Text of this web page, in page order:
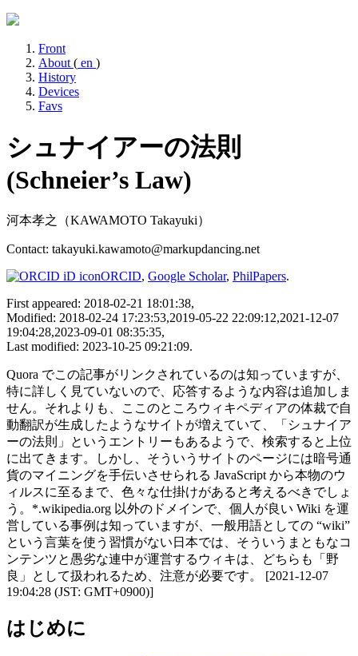
Front
About ( en )
History
Devices
Favs
シュナイアーの法則
(Schneier’s Law)
河本孝之（KAWAMOTO Takayuki）
Contact: takayuki.kawamoto@markupdancing.net
ORCID, Google Scholar, PhilPapers.
First appeared: 2018-02-21 18:01:38,
Modified: 2018-02-24 17:23:53,2019-05-22 22:09:12,2021-12-07
19:04:28,2023-09-01 08:35:35,
Last modified: 2023-10-25 09:21:09.
Quora でこの記事がリンクされているのは知っていますが、
特に詳しく見ていないので、応答するような内容は追加しま
せん。それよりも、ここのところウィキペディアの体裁で自
動翻訳が生成したようなサイトが増えていて、「シュナイア
ーの法則」というエントリーもあるようで、検索すると上位
に出てきます。しかし、そういうサイトのページには暗号通
貨のマイニングを手伝いさせられる JavaScript から本物のウ
ィルスに至るまで、色々な仕掛けがあると考えるべきでしょ
う。*.wikipedia.org 以外のドメインで、個人が良い Wiki を運
営している事例は知っていますが、一般用語としての “wiki”
という言葉を使う習慣がない日本では、そういうまともなコ
ンテンツと愚劣な連中が運営するウィキは、どちらも「野
良」として扱われるため、注意が必要です。 [2021-12-07
19:04:28 (JST: GMT+0900)]
はじめに